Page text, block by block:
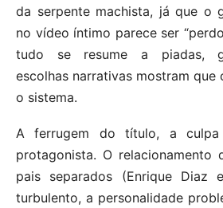
da serpente machista, já que o
no vídeo íntimo parece ser
tudo se resume a piadas,
escolhas narrativas mostram
o sistema.
A ferrugem do título, a
protagonista. O relacionamento
pais separados (Enrique Diaz
turbulento, a personalidade